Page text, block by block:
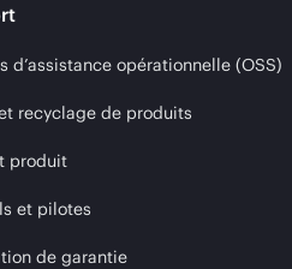
d’assistance opérationnelle (OSS)
recyclage de produits
produit
et pilotes
de garantie